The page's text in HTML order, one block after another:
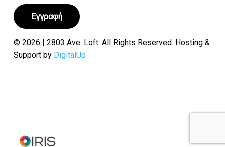
© 2026 | 2803 Ave. Loft. All Rights Reserved. Hosting &
Support by DigitalUp